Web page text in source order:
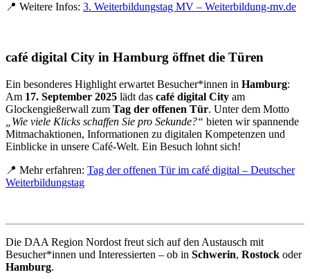
📍 Weitere Infos: 3. Weiterbildungstag MV – Weiterbildung-mv.de
café digital City in Hamburg öffnet die Türen
Ein besonderes Highlight erwartet Besucher*innen in Hamburg:
Am 17. September 2025 lädt das café digital City am
Glockengießerwall zum Tag der offenen Tür. Unter dem Motto
„Wie viele Klicks schaffen Sie pro Sekunde?“ bieten wir spannende
Mitmachaktionen, Informationen zu digitalen Kompetenzen und
Einblicke in unsere Café-Welt. Ein Besuch lohnt sich!
📍 Mehr erfahren: Tag der offenen Tür im café digital – Deutscher
Weiterbildungstag
Die DAA Region Nordost freut sich auf den Austausch mit
Besucher*innen und Interessierten – ob in Schwerin, Rostock oder
Hamburg.